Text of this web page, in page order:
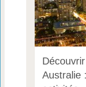
Australie